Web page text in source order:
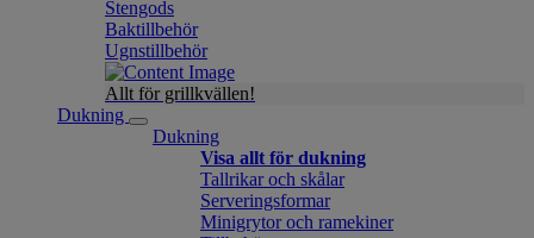
Stengods
Baktillbehör
Ugnstillbehör
Allt för grillkvällen!
Dukning
Dukning
Visa allt för dukning
Tallrikar och skålar
Serveringsformar
Minigrytor och ramekiner